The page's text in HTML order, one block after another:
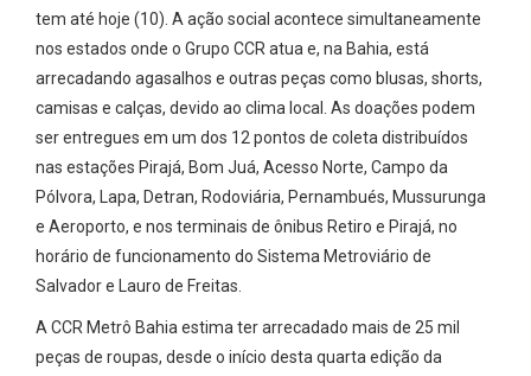
tem até hoje (10). A ação social acontece simultaneamente
nos estados onde o Grupo CCR atua e, na Bahia, está
arrecadando agasalhos e outras peças como blusas, shorts,
camisas e calças, devido ao clima local. As doações podem
ser entregues em um dos 12 pontos de coleta distribuídos
nas estações Pirajá, Bom Juá, Acesso Norte, Campo da
Pólvora, Lapa, Detran, Rodoviária, Pernambués, Mussurunga
e Aeroporto, e nos terminais de ônibus Retiro e Pirajá, no
horário de funcionamento do Sistema Metroviário de
Salvador e Lauro de Freitas.
A CCR Metrô Bahia estima ter arrecadado mais de 25 mil
peças de roupas, desde o início desta quarta edição da